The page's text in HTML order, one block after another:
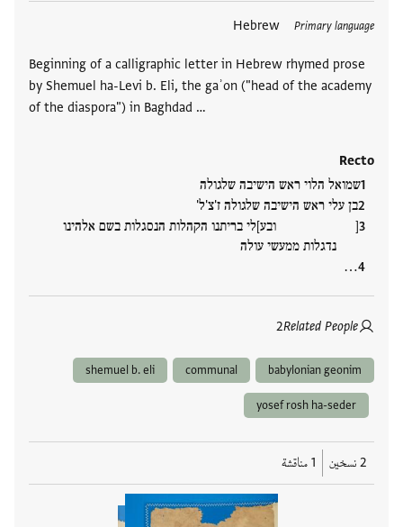
Primary language
Hebrew
Beginning of a calligraphic letter in Hebrew rhymed prose
by Shemuel ha-Levi b. Eli, the gaʾon ("head of the academy
of the diaspora") in Baghdad …
Recto
שמואל הלוי ראש הישיבה שלגולה
בן עלי ראש הישיבה שלגולה ז'צ'ל'
[ ובע]לי בריתנו הקהלות הנסגלות בשם אלהינו
נדגלות ממעשי עולה
…
Related People
2
العلامات
babylonian geonim
communal
shemuel b. eli
yosef rosh ha-seder
2 نسخين 1 مناقشة